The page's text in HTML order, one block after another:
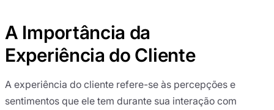
A Importância da
Experiência do Cliente
A experiência do cliente refere-se às percepções e
sentimentos que ele tem durante sua interação com